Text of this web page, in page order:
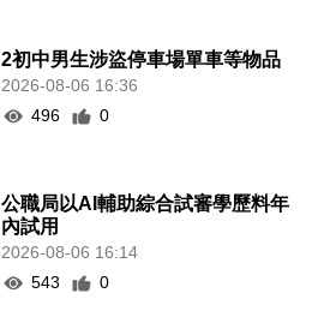
2初中男生涉盜停車場單車等物品
2026-08-06 16:36
496
0
公職局以AI輔助綜合試審學歷料年
內試用
2026-08-06 16:14
543
0